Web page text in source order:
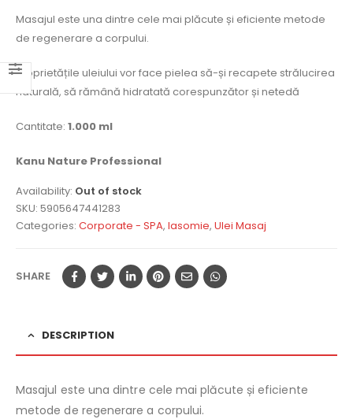
Masajul este una dintre cele mai plăcute și eficiente metode
de regenerare a corpului.
Proprietățile uleiului vor face pielea să-și recapete strălucirea
naturală, să rămână hidratată corespunzător și netedă
Cantitate: 1.000 ml
Kanu Nature Professional
Availability: Out of stock
SKU: 5905647441283
Categories: Corporate - SPA, Iasomie, Ulei Masaj
SHARE
DESCRIPTION
Masajul este una dintre cele mai plăcute și eficiente
metode de regenerare a corpului.